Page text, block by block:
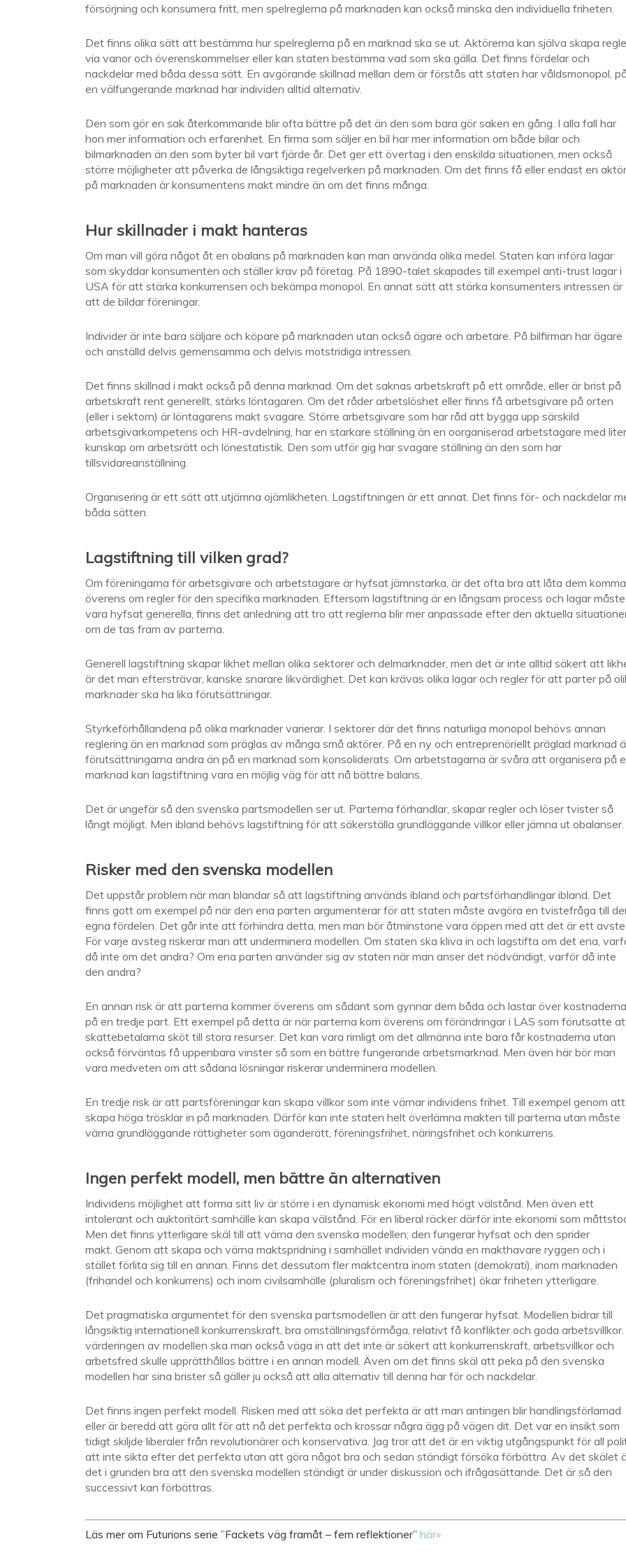
försörjning och konsumera fritt, men spelreglerna på marknaden kan också minska den individuella friheten.
Det finns olika sätt att bestämma hur spelreglerna på en marknad ska se ut. Aktörerna kan själva skapa
via vanor och överenskommelser eller kan staten bestämma vad som ska gälla. Det finns fördelar och
nackdelar med båda dessa sätt. En avgörande skillnad mellan dem är förstås att staten har våldsmonopol, på
en välfungerande marknad har individen alltid alternativ.
Den som gör en sak återkommande blir ofta bättre på det än den som bara gör saken en gång. I alla fall har
hon mer information och erfarenhet. En firma som säljer en bil har mer information om både bilar och
bilmarknaden än den som byter bil vart fjärde år. Det ger ett övertag i den enskilda situationen, men också
större möjligheter att påverka de långsiktiga regelverken på marknaden. Om det finns få eller endast en aktör
på marknaden är konsumentens makt mindre än om det finns många.
Hur skillnader i makt hanteras
Om man vill göra något åt en obalans på marknaden kan man använda olika medel. Staten kan införa lagar
som skyddar konsumenten och ställer krav på företag. På 1890-talet skapades till exempel anti-trust lagar i
USA för att stärka konkurrensen och bekämpa monopol. En annat sätt att stärka konsumenters intressen är
att de bildar föreningar.
Individer är inte bara säljare och köpare på marknaden utan också ägare och arbetare. På bilfirman har ägare
och anställd delvis gemensamma och delvis motstridiga intressen.
Det finns skillnad i makt också på denna marknad. Om det saknas arbetskraft på ett område, eller är brist på
arbetskraft rent generellt, stärks löntagaren. Om det råder arbetslöshet eller finns få arbetsgivare på orten
(eller i sektorn) är löntagarens makt svagare. Större arbetsgivare som har råd att bygga upp särskild
arbetsgivarkompetens och HR-avdelning, har en starkare ställning än en oorganiserad arbetstagare med
kunskap om arbetsrätt och lönestatistik. Den som utför gig har svagare ställning än den som har
tillsvidareanställning.
Organisering är ett sätt att utjämna ojämlikheten. Lagstiftningen är ett annat. Det finns för- och nackdelar
båda sätten.
Lagstiftning till vilken grad?
Om föreningarna för arbetsgivare och arbetstagare är hyfsat jämnstarka, är det ofta bra att låta dem komma
överens om regler för den specifika marknaden. Eftersom lagstiftning är en långsam process och lagar måste
vara hyfsat generella, finns det anledning att tro att reglerna blir mer anpassade efter den aktuella
om de tas fram av parterna.
Generell lagstiftning skapar likhet mellan olika sektorer och delmarknader, men det är inte alltid säkert att
är det man eftersträvar, kanske snarare likvärdighet. Det kan krävas olika lagar och regler för att parter på
marknader ska ha lika förutsättningar.
Styrkeförhållandena på olika marknader varierar. I sektorer där det finns naturliga monopol behövs annan
reglering än en marknad som präglas av många små aktörer. På en ny och entreprenöriellt präglad marknad
förutsättningarna andra än på en marknad som konsoliderats. Om arbetstagarna är svåra att organisera på
marknad kan lagstiftning vara en möjlig väg för att nå bättre balans.
Det är ungefär så den svenska partsmodellen ser ut. Parterna förhandlar, skapar regler och löser tvister så
långt möjligt. Men ibland behövs lagstiftning för att säkerställa grundläggande villkor eller jämna ut obalanser.
Risker med den svenska modellen
Det uppstår problem när man blandar så att lagstiftning används ibland och partsförhandlingar ibland. Det
finns gott om exempel på när den ena parten argumenterar för att staten måste avgöra en tvistefråga till
egna fördelen. Det går inte att förhindra detta, men man bör åtminstone vara öppen med att det är ett
För varje avsteg riskerar man att underminera modellen. Om staten ska kliva in och lagstifta om det ena,
då inte om det andra? Om ena parten använder sig av staten när man anser det nödvändigt, varför då inte
den andra?
En annan risk är att parterna kommer överens om sådant som gynnar dem båda och lastar över kostnaderna
på en tredje part. Ett exempel på detta är när parterna kom överens om förändringar i LAS som förutsatte
skattebetalarna sköt till stora resurser. Det kan vara rimligt om det allmänna inte bara får kostnaderna utan
också förväntas få uppenbara vinster så som en bättre fungerande arbetsmarknad. Men även här bör man
vara medveten om att sådana lösningar riskerar underminera modellen.
En tredje risk är att partsföreningar kan skapa villkor som inte värnar individens frihet. Till exempel genom att
skapa höga trösklar in på marknaden. Därför kan inte staten helt överlämna makten till parterna utan måste
värna grundläggande rättigheter som äganderätt, föreningsfrihet, näringsfrihet och konkurrens.
Ingen perfekt modell, men bättre än alternativen
Individens möjlighet att forma sitt liv är större i en dynamisk ekonomi med högt välstånd. Men även ett
intolerant och auktoritärt samhälle kan skapa välstånd. För en liberal räcker därför inte ekonomi som
Men det finns ytterligare skäl till att värna den svenska modellen; den fungerar hyfsat och den sprider
makt. Genom att skapa och värna maktspridning i samhället individen vända en makthavare ryggen och i
stället förlita sig till en annan. Finns det dessutom fler maktcentra inom staten (demokrati), inom marknaden
(frihandel och konkurrens) och inom civilsamhälle (pluralism och föreningsfrihet) ökar friheten ytterligare.
Det pragmatiska argumentet för den svenska partsmodellen är att den fungerar hyfsat. Modellen bidrar till
långsiktig internationell konkurrenskraft, bra omställningsförmåga, relativt få konflikter och goda arbetsvillkor.
värderingen av modellen ska man också väga in att det inte är säkert att konkurrenskraft, arbetsvillkor och
arbetsfred skulle upprätthållas bättre i en annan modell. Även om det finns skäl att peka på den svenska
modellen har sina brister så gäller ju också att alla alternativ till denna har för och nackdelar.
Det finns ingen perfekt modell. Risken med att söka det perfekta är att man antingen blir handlingsförlamad
eller är beredd att göra allt för att nå det perfekta och krossar några ägg på vägen dit. Det var en insikt som
tidigt skiljde liberaler från revolutionärer och konservativa. Jag tror att det är en viktig utgångspunkt för all
att inte sikta efter det perfekta utan att göra något bra och sedan ständigt försöka förbättra. Av det skälet
det i grunden bra att den svenska modellen ständigt är under diskussion och ifrågasättande. Det är så den
successivt kan förbättras.
Läs mer om Futurions serie ”Fackets väg framåt – fem reflektioner” här»